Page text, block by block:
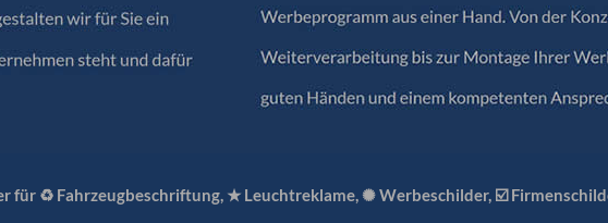
für ♻ Fahrzeugbeschriftung, ★ Leuchtreklame, ✺ Werbeschilder, ☑️